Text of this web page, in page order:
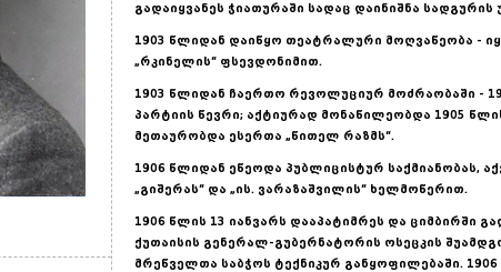
გადაიყვანეს ჭიათურაში სადაც დაინიშნა
1903 წლიდან დაიწყო თეატრალური მოღვაწეობა -
„რკინელის“ ფსევდონიმით.
1903 წლიდან ჩაერთო რევოლუციურ მოძრაობაში -
პარტიის წევრი; აქტიურად მონაწილეობდა 1905
მეთაურობდა ესერთა „წითელ რაზმს“.
1906 წლიდან ეწეოდა პუბლიცისტურ საქმიანობას,
„გიშერას“ და „ის. ვარაზაშვილის“ ხელმოწერით.
1906 წლის 13 იანვარს დააპატიმრეს და ციმბირში
ქუთაისის გენერალ-გუბერნატორის ოსეცკის
მრეწველთა საბჭოს ტექნიკურ განყოფილებაში.